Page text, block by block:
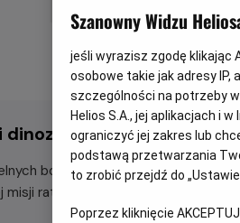
dinozaury - nie przegap!
bohaterów Psiego Patrolu w
ratunkowej w historii.
Szanowny Widzu
jeśli wyrazisz zgodę klikając
osobowe takie jak adresy
szczególności na potrzeby
Helios S.A., jej aplikacjach i
ograniczyć jej zakres lub
podstawą przetwarzania
to zrobić przejdź do
Poprzez kliknięcie